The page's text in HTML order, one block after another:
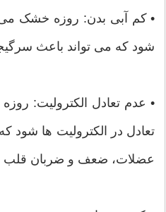
• کم آبی بدن: روزه خشک می
شود که می تواند باعث
• عدم تعادل الکترولیت:
تعادل در الکترولیت ها شود
عضلات، ضعف و ضربان قلب